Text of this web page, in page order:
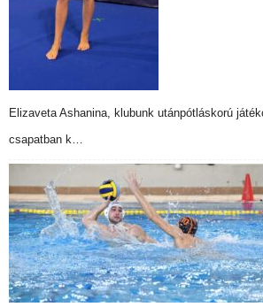
Elizaveta Ashanina, klubunk utánpótláskorú
csapatban k…